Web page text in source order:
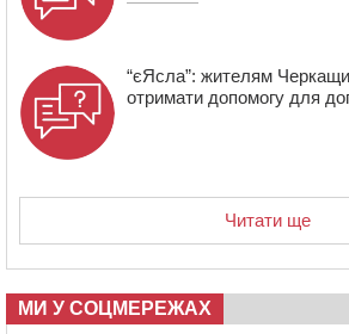
“єЯсла”: жителям
отримати допомогу для
Читати ще
МИ У СОЦМЕРЕЖАХ